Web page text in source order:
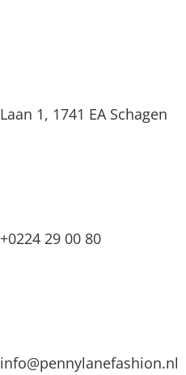
Laan 1, 1741 EA Schagen
+0224 29 00 80
info@pennylanefashion.nl